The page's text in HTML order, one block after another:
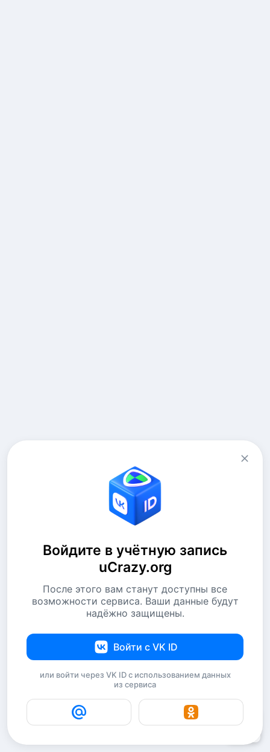
Войдите в учётную запись
uCrazy.org
После этого вам станут доступны все
возможности сервиса. Ваши данные будут
надёжно защищены.
Войти с VK ID
или войти через VK ID с использованием данных
из сервиса